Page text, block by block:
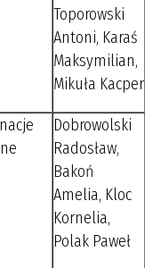
Toporowski
Antoni, Karaś
Maksymilian,
Mikuła Kacper
Dobrowolski
Radosław,
Bakoń
Amelia, Kloc
Kornelia,
Polak Paweł